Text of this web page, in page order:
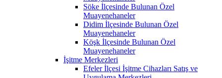
Söke İlçesinde Bulunan Özel
Muayenehaneler
Didim İlçesinde Bulunan Özel
Muayenehaneler
Köşk İlçesinde Bulunan Özel
Muayenehaneler
İşitme Merkezleri
Efeler İlçesi İşitme Cihazları Satış ve